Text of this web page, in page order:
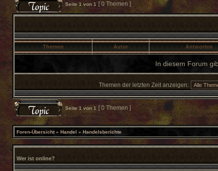
Seite 1 von 1 [ 0 Themen ]
Themen Autor Antworten
In diesem Forum
Themen der letzten Zeit anzeigen:
Seite 1 von 1 [ 0 Themen ]
Foren-Übersicht» Handel » Handelsberichte
Wer ist online?